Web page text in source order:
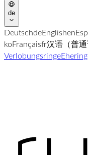
de
DeutschdeEnglishen
koFrançaisfr汉语（普
Verlobungsringe